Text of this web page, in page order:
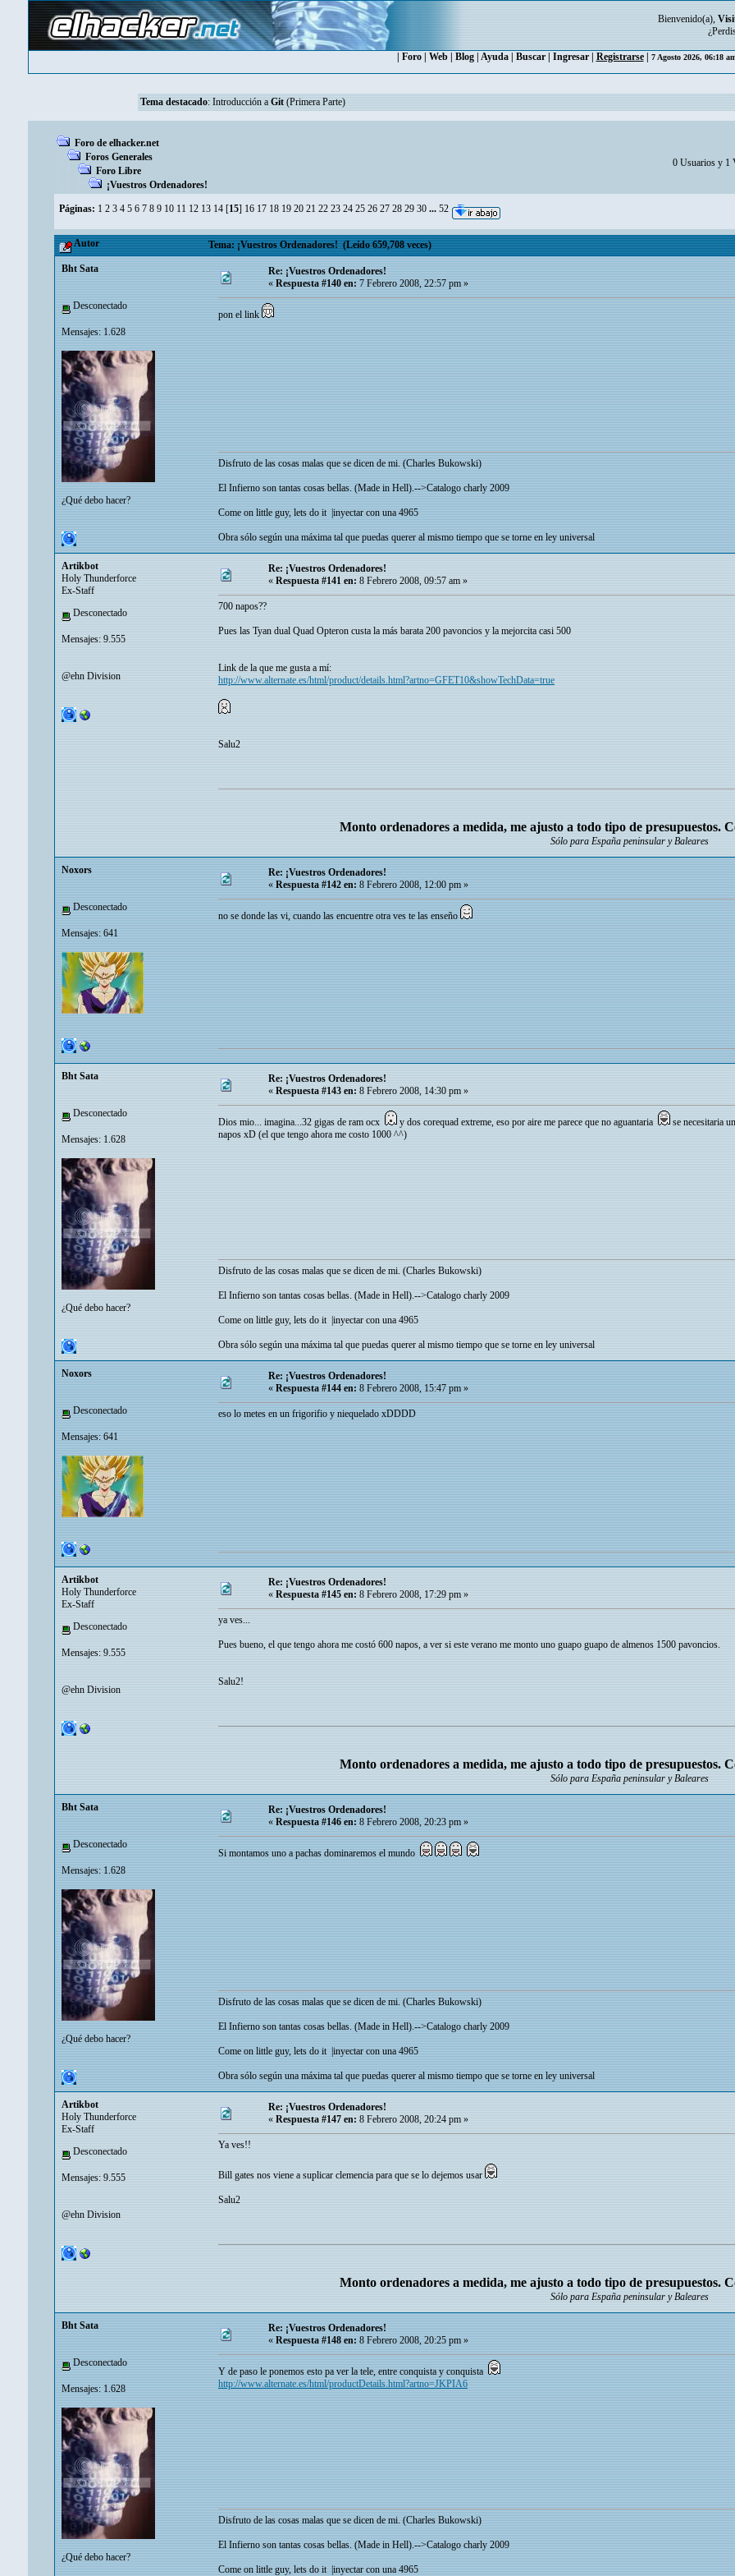
Bienvenido(a),
Foro| Web| Blog| Ayuda| Buscar| Ingresar| Registrarse| 7 Agosto 2026, 06:18
Tema destacado: Introducción a Git (Primera Parte)
Foro de elhacker.net
Foros Generales
Foro Libre
¡Vuestros Ordenadores!
0 Usuarios y 1
Páginas: 1 2 3 4 5 6 7 8 9 10 11 12 13 14 [15] 16 17 18 19 20 21 22 23 24 25 26 27 28 29 30 ... 52
Autor Tema: ¡Vuestros Ordenadores! (Leído 659,708 veces)
Bht Sata
Desconectado
Mensajes: 1.628
¿Qué debo hacer?
Re: ¡Vuestros Ordenadores!
«Respuesta #140 en:7 Febrero 2008, 22:57 pm »
pon el link
Disfruto de las cosas malas que se dicen de mi. (Charles Bukowski)
El Infierno son tantas cosas bellas. (Made in Hell).-->Catalogo charly 2009
Come on little guy, lets do it |inyectar con una 4965
Obra sólo según una máxima tal que puedas querer al mismo tiempo que se torne en ley universal
Artikbot
Holy Thunderforce
Ex-Staff
Desconectado
Mensajes: 9.555
@ehn Division
Re: ¡Vuestros Ordenadores!
« Respuesta #141 en: 8 Febrero 2008, 09:57 am »
700 napos??
Pues las Tyan dual Quad Opteron custa la más barata 200 pavoncios y la mejorcita casi 500
Link de la que me gusta a mí:
http://www.alternate.es/html/product/details.html?artno=GFET10&showTechData=true
Salu2
Monto ordenadores a medida, me ajusto a todo tipo de presupuestos.
Sólo para España peninsular y Baleares
Noxors
Desconectado
Mensajes: 641
Re: ¡Vuestros Ordenadores!
«Respuesta #142 en:8 Febrero 2008, 12:00 pm »
no se donde las vi, cuando las encuentre otra ves te las enseño
Bht Sata
Desconectado
Mensajes: 1.628
¿Qué debo hacer?
Re: ¡Vuestros Ordenadores!
« Respuesta #143 en: 8 Febrero 2008, 14:30 pm »
Dios mio... imagina...32 gigas de ram ocx y dos corequad extreme, eso por aire me parece que no aguantaria
se necesitaria
napos xD (el que tengo ahora me costo 1000 ^^)
Disfruto de las cosas malas que se dicen de mi. (Charles Bukowski)
El Infierno son tantas cosas bellas. (Made in Hell).-->Catalogo charly 2009
Come on little guy, lets do it | inyectar con una 4965
Obra sólo según una máxima tal que puedas querer al mismo tiempo que se torne en ley universal
Noxors
Desconectado
Mensajes: 641
Re: ¡Vuestros Ordenadores!
«Respuesta #144 en:8 Febrero 2008, 15:47 pm »
eso lo metes en un frigorifio y niequelado xDDDD
Artikbot
Holy Thunderforce
Ex-Staff
Desconectado
Mensajes: 9.555
@ehn Division
Re: ¡Vuestros Ordenadores!
« Respuesta #145 en: 8 Febrero 2008, 17:29 pm »
ya ves...
Pues bueno, el que tengo ahora me costó 600 napos, a ver si este verano me monto uno guapo guapo de almenos 1500 pavoncios.
Salu2!
Monto ordenadores a medida, me ajusto a todo tipo de presupuestos.
Sólo para España peninsular y Baleares
Bht Sata
Desconectado
Mensajes: 1.628
¿Qué debo hacer?
Re: ¡Vuestros Ordenadores!
«Respuesta #146 en:8 Febrero 2008, 20:23 pm »
Si montamos uno a pachas dominaremos el mundo
Disfruto de las cosas malas que se dicen de mi. (Charles Bukowski)
El Infierno son tantas cosas bellas. (Made in Hell).-->Catalogo charly 2009
Come on little guy, lets do it |inyectar con una 4965
Obra sólo según una máxima tal que puedas querer al mismo tiempo que se torne en ley universal
Artikbot
Holy Thunderforce
Ex-Staff
Desconectado
Mensajes: 9.555
@ehn Division
Re: ¡Vuestros Ordenadores!
« Respuesta #147 en: 8 Febrero 2008, 20:24 pm »
Ya ves!!
Bill gates nos viene a suplicar clemencia para que se lo dejemos usar
Salu2
Monto ordenadores a medida, me ajusto a todo tipo de presupuestos.
Sólo para España peninsular y Baleares
Bht Sata
Desconectado
Mensajes: 1.628
¿Qué debo hacer?
Re: ¡Vuestros Ordenadores!
«Respuesta #148 en:8 Febrero 2008, 20:25 pm »
Y de paso le ponemos esto pa ver la tele, entre conquista y conquista
http://www.alternate.es/html/productDetails.html?artno=JKPIA6
Disfruto de las cosas malas que se dicen de mi. (Charles Bukowski)
El Infierno son tantas cosas bellas. (Made in Hell).-->Catalogo charly 2009
Come on little guy, lets do it |inyectar con una 4965